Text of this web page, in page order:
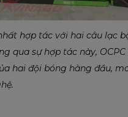
hợp tác với hai câu lạc
qua sự hợp tác này,
hai đội bóng hàng đầu,